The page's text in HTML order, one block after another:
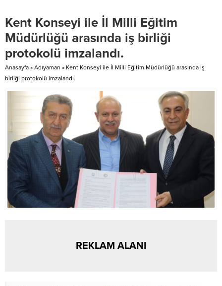
seçim öncesi sözünü verdiği
projeler bir bir hayata geçmeye
devam...
de ziyaretçilere unutulmaz anlar
yaşattı. Afrika Günü’nde
Türkiye’den dostluk vurgusu 35
ülkeden 1000’in üzerinde
sporcunun...
Kent Konseyi ile İl Milli Eğitim
Müdürlüğü arasında iş birliği
protokolü imzalandı.
Anasayfa » Adıyaman » Kent Konseyi ile İl Milli Eğitim Müdürlüğü arasında iş
birliği protokolü imzalandı.
REKLAM ALANI